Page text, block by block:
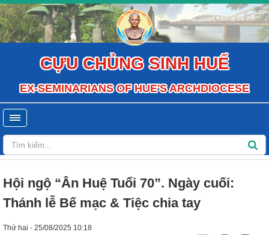
CỰU CHỦNG SINH HUẾ
EX-SEMINARIANS OF HUE'S ARCHDIOCESE
Hội ngộ “Ân Huệ Tuổi 70”. Ngày cuối:
Thánh lễ Bế mạc & Tiệc chia tay
Thứ hai - 25/08/2025 10:18